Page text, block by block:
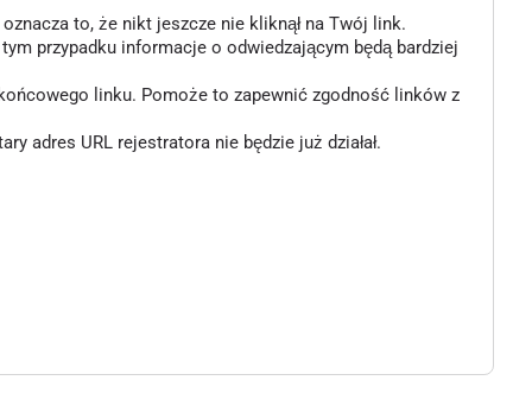
to, że nikt jeszcze nie kliknął na Twój link.
przypadku informacje o odwiedzającym będą bardziej
linku. Pomoże to zapewnić zgodność linków z
adres URL rejestratora nie będzie już działał.